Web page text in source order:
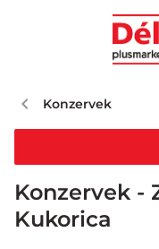
Konzervek
Konzervek -
Kukorica